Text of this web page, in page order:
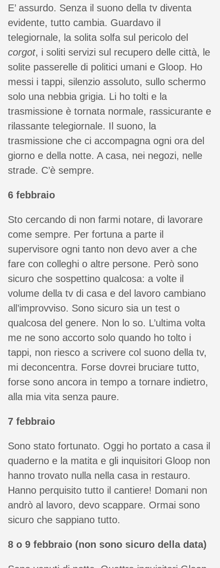
E’ assurdo. Senza il suono della tv diventa
evidente, tutto cambia. Guardavo il
telegiornale, la solita solfa sul pericolo del
corgot, i soliti servizi sul recupero delle città, le
solite passerelle di politici umani e Gloop. Ho
messi i tappi, silenzio assoluto, sullo schermo
solo una nebbia grigia. Li ho tolti e la
trasmissione è tornata normale, rassicurante e
rilassante telegiornale. Il suono, la
trasmissione che ci accompagna ogni ora del
giorno e della notte. A casa, nei negozi, nelle
strade. C’è sempre.
6 febbraio
Sto cercando di non farmi notare, di lavorare
come sempre. Per fortuna a parte il
supervisore ogni tanto non devo aver a che
fare con colleghi o altre persone. Però sono
sicuro che sospettino qualcosa: a volte il
volume della tv di casa e del lavoro cambiano
all’improvviso. Sono sicuro sia un test o
qualcosa del genere. Non lo so. L’ultima volta
me ne sono accorto solo quando ho tolto i
tappi, non riesco a scrivere col suono della tv,
mi deconcentra. Forse dovrei bruciare tutto,
forse sono ancora in tempo a tornare indietro,
alla mia vita senza paure.
7 febbraio
Sono stato fortunato. Oggi ho portato a casa il
quaderno e la matita e gli inquisitori Gloop non
hanno trovato nulla nella casa in restauro.
Hanno perquisito tutto il cantiere! Domani non
andrò al lavoro, devo scappare. Ormai sono
sicuro che sappiano tutto.
8 o 9 febbraio (non sono sicuro della data)